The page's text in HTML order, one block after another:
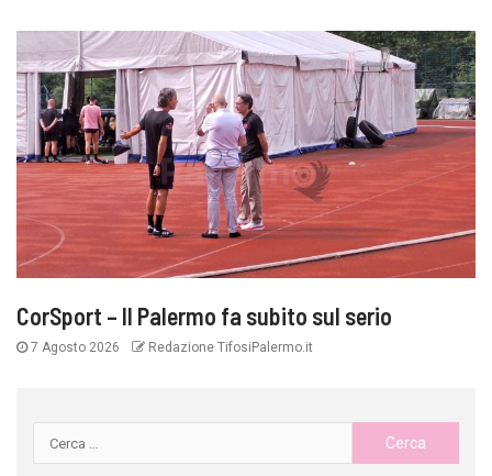
CorSport – Il Palermo fa subito sul serio
7 Agosto 2026 Redazione TifosiPalermo.it